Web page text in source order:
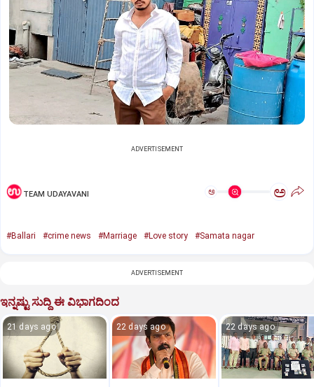
ADVERTISEMENT
TEAM UDAYAVANI ಅ ಅ
#Ballari #crime news #Marriage #Love story #Samata nagar
ADVERTISEMENT
ಇನ್ನಷ್ಟು ಸುದ್ದಿ ಈ ವಿಭಾಗದಿಂದ
21 days ago 22 days ago 22 days ago